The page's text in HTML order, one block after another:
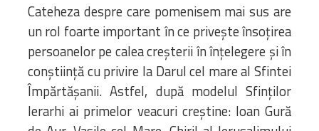
Cateheza despre care pomenisem mai sus are
un rol foarte important în ce privește însoțirea
persoanelor pe calea creșterii în înțelegere și în
conștiință cu privire la Darul cel mare al Sfintei
Împărtășanii. Astfel, după modelul Sfinților
Ierarhi ai primelor veacuri creștine: Ioan Gură